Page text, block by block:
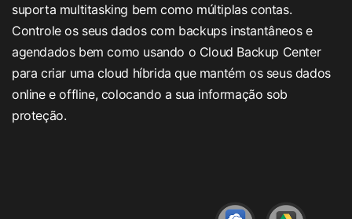
suporta multitasking bem como múltiplas contas.
Controle os seus dados com backups instantâneos e
agendados bem como usando o Cloud Backup Center
para criar uma cloud híbrida que mantém os seus dados
online e offline, colocando a sua informação sob
proteção.